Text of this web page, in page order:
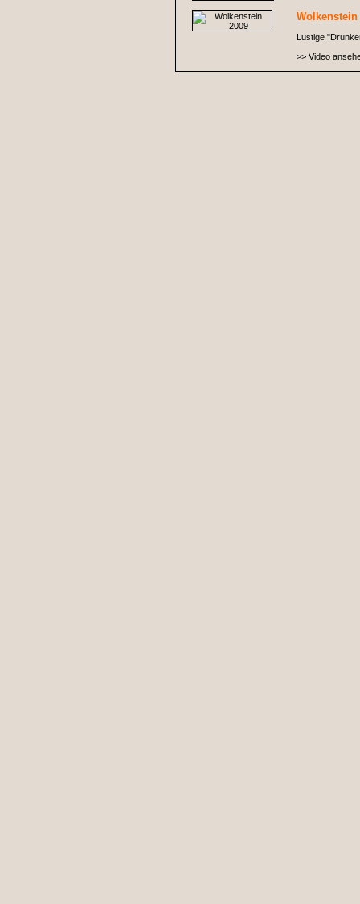
Wolkenstein
Lustige
>> Video